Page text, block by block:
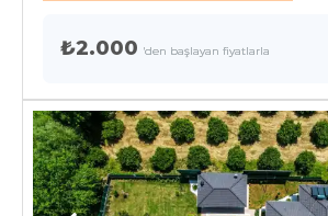
₺2.000 'den başlayan fiyatlarla